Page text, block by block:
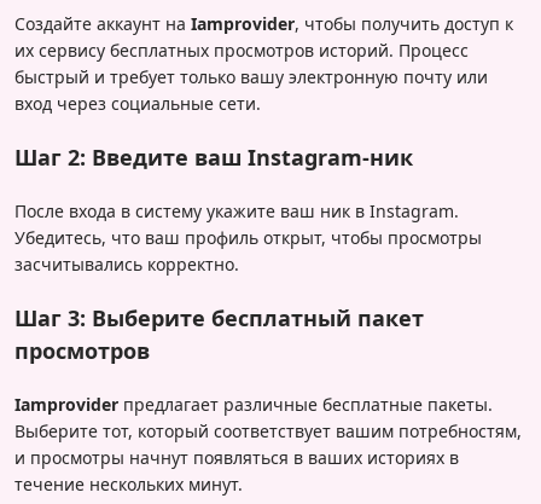
Создайте аккаунт на Iamprovider, чтобы получить доступ к
их сервису бесплатных просмотров историй. Процесс
быстрый и требует только вашу электронную почту или
вход через социальные сети.
Шаг 2: Введите ваш Instagram-ник
После входа в систему укажите ваш ник в Instagram.
Убедитесь, что ваш профиль открыт, чтобы просмотры
засчитывались корректно.
Шаг 3: Выберите бесплатный пакет
просмотров
Iamprovider предлагает различные бесплатные пакеты.
Выберите тот, который соответствует вашим потребностям,
и просмотры начнут появляться в ваших историях в
течение нескольких минут.